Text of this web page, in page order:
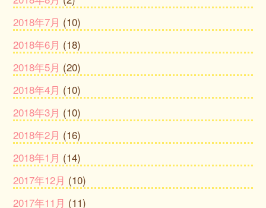
2018年7月 (10)
2018年6月 (18)
2018年5月 (20)
2018年4月 (10)
2018年3月 (10)
2018年2月 (16)
2018年1月 (14)
2017年12月 (10)
2017年11月 (11)